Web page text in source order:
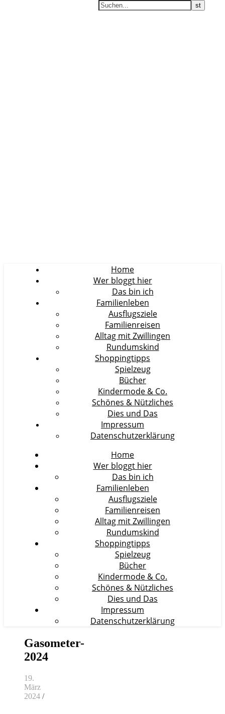
Home
Wer bloggt hier
Das bin ich
Familienleben
Ausflugsziele
Familienreisen
Alltag mit Zwillingen
Rundumskind
Shoppingtipps
Spielzeug
Bücher
Kindermode & Co.
Schönes & Nützliches
Dies und Das
Impressum
Datenschutzerklärung
Home
Wer bloggt hier
Das bin ich
Familienleben
Ausflugsziele
Familienreisen
Alltag mit Zwillingen
Rundumskind
Shoppingtipps
Spielzeug
Bücher
Kindermode & Co.
Schönes & Nützliches
Dies und Das
Impressum
Datenschutzerklärung
Gasometer-
2024
19.
März
2024 /